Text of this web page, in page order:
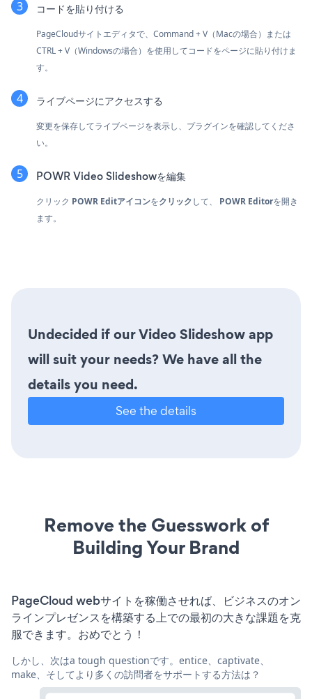
コードを貼り付ける
PageCloudサイトエディタで、Command + V（Macの場合）または
CTRL + V（Windowsの場合）を使用してコードをページに貼り付けま
す。
ライブページにアクセスする
変更を保存してライブページを表示し、プラグインを確認してくださ
い。
POWR Video Slideshowを編集
クリック POWR Editアイコンをクリックして、 POWR Editorを開き
ます。
Undecided if our Video Slideshow app
will suit your needs? We have all the
details you need.
See the details
Remove the Guesswork of
Building Your Brand
PageCloud webサイトを稼働させれば、ビジネスのオン
ラインプレゼンスを構築する上での最初の大きな課題を克
服できます。おめでとう！
しかし、次はa tough questionです。entice、captivate、
make、そしてより多くの訪問者をサポートする方法は？